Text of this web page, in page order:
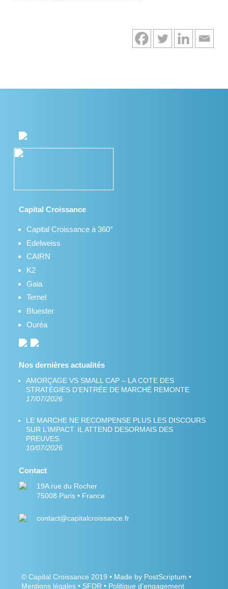
Capital Croissance
Capital Croissance à 360°
Edelweiss
CAIRN
K2
Gaia
Ternel
Bluester
Ouréa
Nos dernières actualités
AMORÇAGE VS SMALL CAP – LA COTE DES
STRATÉGIES D’ENTRÉE DE MARCHÉ REMONTE
17/07/2026
LE MARCHE NE RECOMPENSE PLUS LES DISCOURS
SUR L’IMPACT. IL ATTEND DESORMAIS DES
PREUVES.
10/07/2026
Contact
19A rue du Rocher
75008 Paris • France
contact@capitalcroissance.fr
© Capital Croissance 2019 • Made by PostScriptum •
Mentions légales• SFDR • Politique d’engagement